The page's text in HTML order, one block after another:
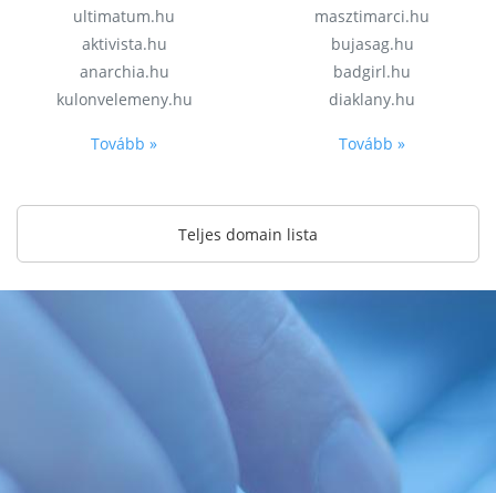
ultimatum.hu
aktivista.hu
anarchia.hu
kulonvelemeny.hu
Tovább »
masztimarci.hu
bujasag.hu
badgirl.hu
diaklany.hu
Tovább »
Teljes domain lista